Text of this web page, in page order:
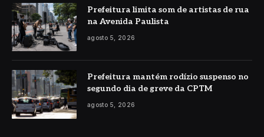
Prefeitura limita som de artistas de rua
na Avenida Paulista
agosto 5, 2026
Prefeitura mantém rodízio suspenso no
segundo dia de greve da CPTM
agosto 5, 2026